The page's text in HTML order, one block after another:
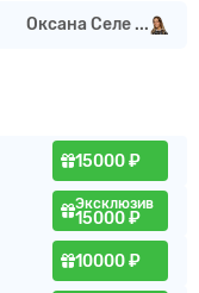
Оксана Селе ...
15000 ₽
Эксклюзив
15000 ₽
10000 ₽